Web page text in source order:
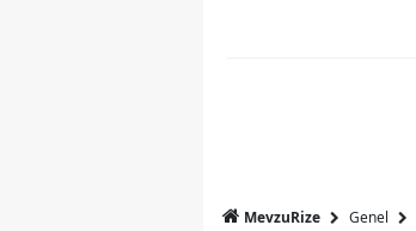
MevzuRize Genel